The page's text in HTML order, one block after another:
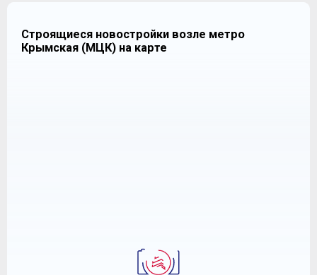
Строящиеся новостройки возле метро
Крымская (МЦК) на карте